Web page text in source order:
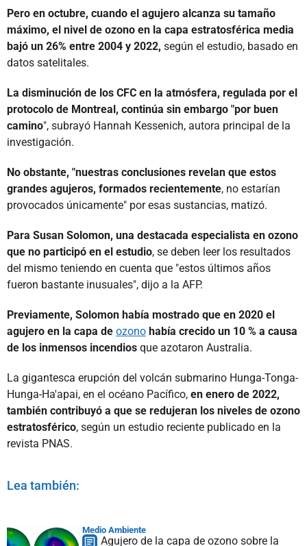
Pero en octubre, cuando el agujero alcanza su tamaño
máximo, el nivel de ozono en la capa estratosférica media
bajó un 26% entre 2004 y 2022, según el estudio, basado en
datos satelitales.
La disminución de los CFC en la atmósfera, regulada por el
protocolo de Montreal, continúa sin embargo "por buen
camino", subrayó Hannah Kessenich, autora principal de la
investigación.
No obstante, "nuestras conclusiones revelan que estos
grandes agujeros, formados recientemente, no estarían
provocados únicamente" por esas sustancias, matizó.
Para Susan Solomon, una destacada especialista en ozono
que no participó en el estudio, se deben leer los resultados
del mismo teniendo en cuenta que "estos últimos años
fueron bastante inusuales", dijo a la AFP.
Previamente, Solomon había mostrado que en 2020 el
agujero en la capa de ozono había crecido un 10 % a causa
de los inmensos incendios que azotaron Australia.
La gigantesca erupción del volcán submarino Hunga-Tonga-
Hunga-Ha'apai, en el océano Pacífico, en enero de 2022,
también contribuyó a que se redujeran los niveles de ozono
estratosférico, según un estudio reciente publicado en la
revista PNAS.
Lea también:
Medio Ambiente
Agujero de la capa de ozono sobre la